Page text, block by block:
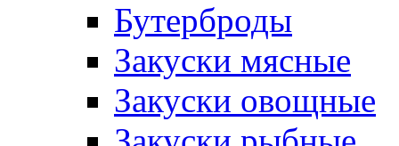
Бутерброды
Закуски мясные
Закуски овощные